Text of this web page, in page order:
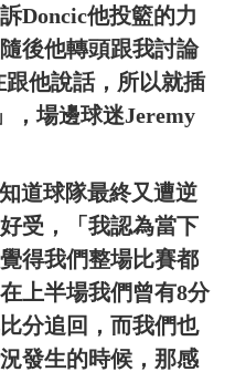
Doncic他投籃的力
後他轉頭跟我討論
他說話，所以就插
，場邊球迷Jeremy
道球隊最終又遭逆
受，「我認為當下
得我們整場比賽都
上半場我們曾有8分
分追回，而我們也
發生的時候，那感